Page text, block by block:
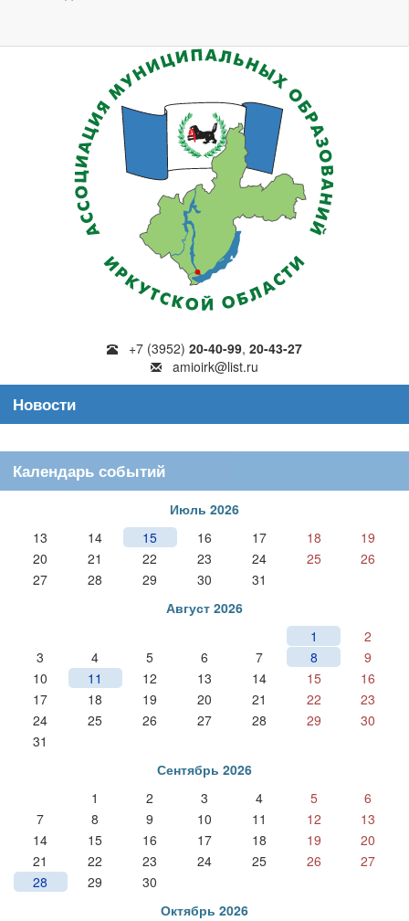
+7 (3952) 20-40-99, 20-43-27
amioirk@list.ru
Новости
Календарь событий
Июль 2026
13
14 15 16 17 18
19
20
21 22 23 24 25
26
27
28 29 30
31
Август 2026
1
2
3
4 5 6 7 8
9
10
11 12 13 14 15
16
17
18 19 20 21 22
23
24
25 26 27 28 29
30
31
Сентябрь 2026
1
2 3 4 5
6
7
8 9 10 11 12
13
14
15 16 17 18 19
20
21
22 23 24 25 26
27
28
29
30
Октябрь 2026